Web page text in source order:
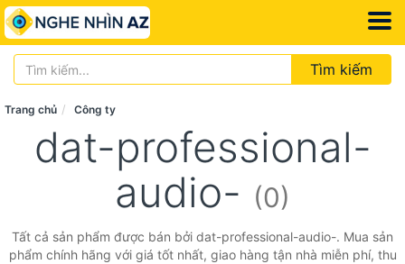
Tìm kiếm
Trang chủ Công ty
dat-professional-
audio- (0)
Tất cả sản phẩm được bán bởi dat-professional-audio-. Mua sản
phẩm chính hãng với giá tốt nhất, giao hàng tận nhà miễn phí, thu